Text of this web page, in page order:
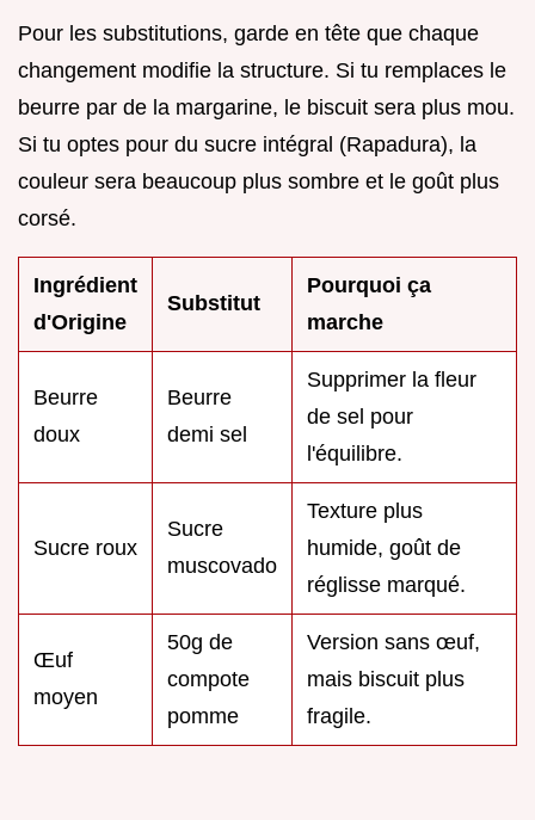
Pour les substitutions, garde en tête que chaque
changement modifie la structure. Si tu remplaces le
beurre par de la margarine, le biscuit sera plus mou.
Si tu optes pour du sucre intégral (Rapadura), la
couleur sera beaucoup plus sombre et le goût plus
corsé.
Ingrédient
d'Origine
Substitut
Pourquoi ça
marche
Beurre
doux
Beurre
demi sel
Supprimer la fleur
de sel pour
l'équilibre.
Sucre roux
Sucre
muscovado
Texture plus
humide, goût de
réglisse marqué.
Œuf
moyen
50g de
compote
pomme
Version sans œuf,
mais biscuit plus
fragile.